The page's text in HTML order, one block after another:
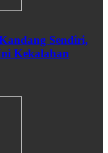
Sendiri,
Kekalahan